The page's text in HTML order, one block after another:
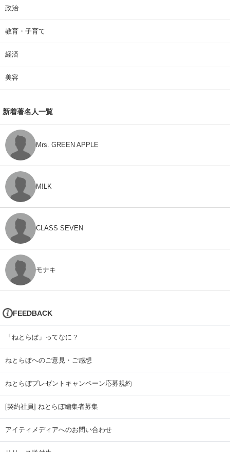
政治
教育・子育て
経済
美容
新着著名人一覧
Mrs. GREEN APPLE
M!LK
CLASS SEVEN
モナキ
FEEDBACK
「ねとらぼ」ってなに？
ねとらぼへのご意見・ご感想
ねとらぼプレゼントキャンペーン応募規約
[契約社員] ねとらぼ編集者募集
アイティメディアへのお問い合わせ